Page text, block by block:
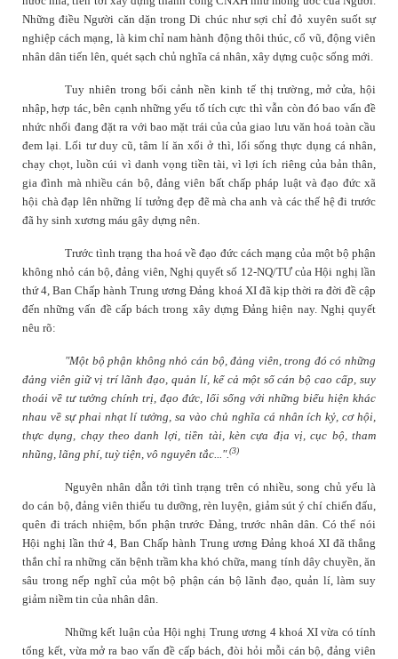
Những điều Người căn dặn trongDi chúcnhư sợi chỉ đỏ xuyên suốt sự
nghiệp cách mạng, là kim chỉ nam hành động thôi thúc, cổ vũ, động viên
nhân dân tiến lên, quét sạch chủ nghĩa cá nhân, xây dựng cuộc sống mới.
Tuy nhiên trong bối cảnh nền kinh tế thị trường, mở cửa, hội
nhập, hợp tác, bên cạnh những yếu tố tích cực thì vẫn còn đó bao vấn đề
nhức nhối đang đặt ra với bao mặt trái của của giao lưu văn hoá toàn cầu
đem lại. Lối tư duy cũ, tâm lí ăn xổi ở thì, lối sống thực dụng cá nhân,
chạy chọt, luồn cúi vì danh vọng tiền tài, vì lợi ích riêng của bản thân,
gia đình mà nhiều cán bộ, đảng viên bất chấp pháp luật và đạo đức xã
hội chà đạp lên những lí tưởng đẹp đẽ mà cha anh và các thế hệ đi trước
đã hy sinh xương máu gây dựng nên.
Trước tình trạng tha hoá về đạo đức cách mạng của một bộ phận
không nhỏ cán bộ, đảng viên, Nghị quyết số 12-NQ/TƯ của Hội nghị lần
thứ 4, Ban Chấp hành Trung ương Đảng khoá XI đã kịp thời ra đời đề cập
đến những vấn đề cấp bách trong xây dựng Đảng hiện nay. Nghị quyết
nêu rõ:
"Một bộ phận không nhỏ cán bộ, đảng viên, trong đó có những
đảng viên giữ vị trí lãnh đạo, quản lí, kể cả một số cán bộ cao cấp, suy
thoái về tư tưởng chính trị, đạo đức, lối sống với những biểu hiện khác
nhau về sự phai nhạt lí tưởng, sa vào chủ nghĩa cá nhân ích kỷ, cơ hội,
thực dụng, chạy theo danh lợi, tiền tài, kèn cựa địa vị, cục bộ, tham
nhũng, lãng phí, tuỳ tiện, vô nguyên tắc...".(3)
Nguyên nhân dẫn tới tình trạng trên có nhiều, song chủ yếu là
do cán bộ, đảng viên thiếu tu dưỡng, rèn luyện, giảm sút ý chí chiến đấu,
quên đi trách nhiệm, bổn phận trước Đảng, trước nhân dân. Có thể nói
Hội nghị lần thứ 4, Ban Chấp hành Trung ương Đảng khoá XI đã thẳng
thắn chỉ ra những căn bệnh trầm kha khó chữa, mang tính dây chuyền, ăn
sâu trong nếp nghĩ của một bộ phận cán bộ lãnh đạo, quản lí, làm suy
giảm niềm tin của nhân dân.
Những kết luận của Hội nghị Trung ương 4 khoá XI vừa có tính
tổng kết, vừa mở ra bao vấn đề cấp bách, đòi hỏi mỗi cán bộ, đảng viên